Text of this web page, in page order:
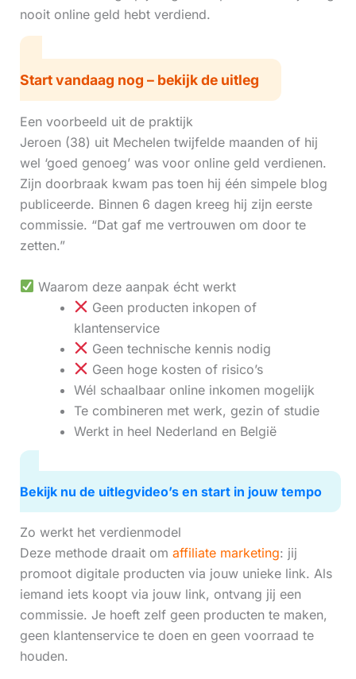
nooit online geld hebt verdiend.
Start vandaag nog – bekijk de uitleg
Een voorbeeld uit de praktijk
Jeroen (38) uit Mechelen twijfelde maanden of hij
wel ‘goed genoeg’ was voor online geld verdienen.
Zijn doorbraak kwam pas toen hij één simpele blog
publiceerde. Binnen 6 dagen kreeg hij zijn eerste
commissie. “Dat gaf me vertrouwen om door te
zetten.”
Waarom deze aanpak écht werkt
Geen producten inkopen of
klantenservice
Geen technische kennis nodig
Geen hoge kosten of risico’s
Wél schaalbaar online inkomen mogelijk
Te combineren met werk, gezin of studie
Werkt in heel Nederland en België
Bekijk nu de uitlegvideo’s en start in jouw tempo
Zo werkt het verdienmodel
Deze methode draait om affiliate marketing: jij
promoot digitale producten via jouw unieke link. Als
iemand iets koopt via jouw link, ontvang jij een
commissie. Je hoeft zelf geen producten te maken,
geen klantenservice te doen en geen voorraad te
houden.